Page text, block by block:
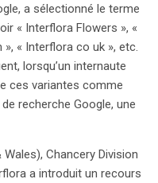
à maintenir sa
le concept de
sans juste motif
constituer un
si elle entraîne la
chez les
affaire pourrait
ainsi le paysage
a sélectionné le terme
« Interflora Flowers », «
« Interflora co uk », etc.
lorsqu’un internaute
ces variantes comme
recherche Google, une
Chancery Division
a introduit un recours